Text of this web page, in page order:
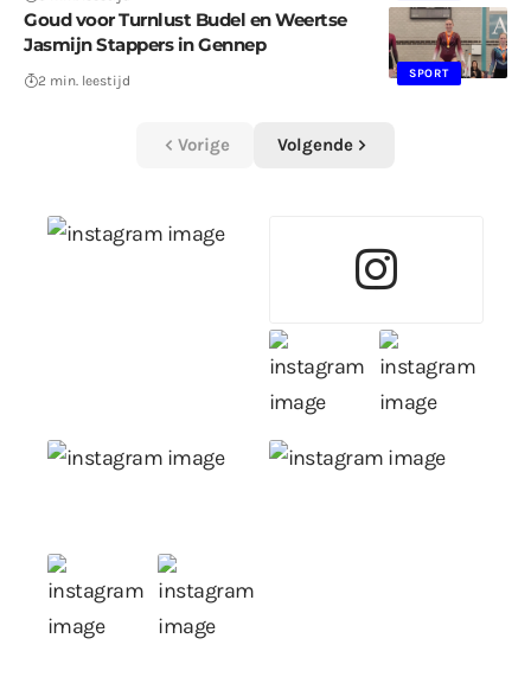
SPORT
Goud voor Turnlust Budel en Weertse
Jasmijn Stappers in Gennep
2 min. leestijd
Vorige Volgende